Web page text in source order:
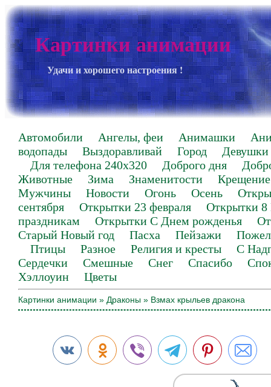
Картинки анимации
Удачи и хорошего настроения !
Автомобили Ангелы, феи Анимашки
водопады
Выздоравливай Город
Девушки
Для телефона 240х320
Доброго дня
Животные
Зима Знаменитости
Крещение
Мужчины
Новости Огонь Осень
сентября
Открытки 23 февраля
Открытки 8
праздникам
Открытки С Днем рожденья
Старый Новый год
Пасха Пейзажи
Птицы
Разное Религия и кресты
С
Сердечки
Смешные Снег Спасибо
Хэллоуин
Цветы
Картинки анимации » Драконы » Взмах крыльев дракона